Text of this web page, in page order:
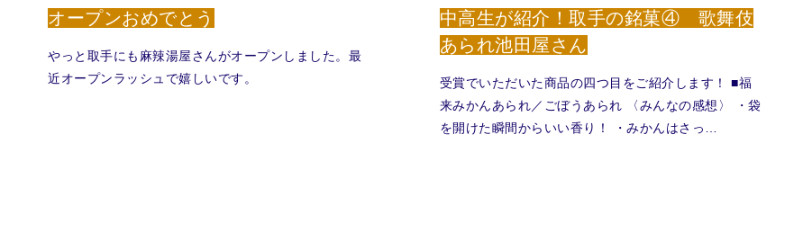
オープンおめでとう
やっと取手にも麻辣湯屋さんがオープンしました。最
近オープンラッシュで嬉しいです。
中高生が紹介！取手の銘菓④ 歌舞伎
あられ池田屋さん
受賞でいただいた商品の四つ目をご紹介します！ ■福
来みかんあられ／ごぼうあられ 〈みんなの感想〉 ・袋
を開けた瞬間からいい香り！ ・みかんはさっ…